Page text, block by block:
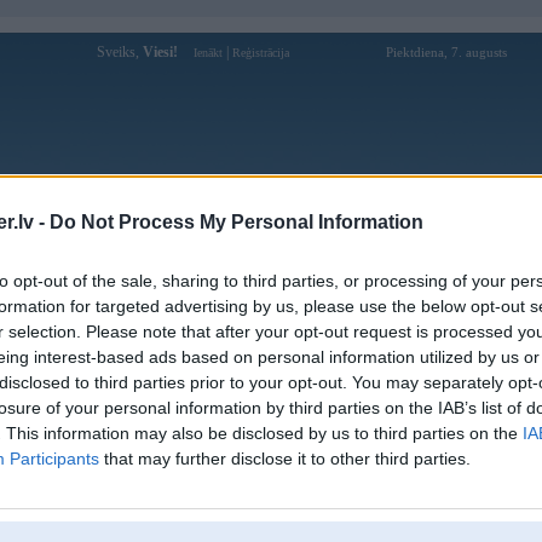
- Do Not Process My Personal Information
opt-out of the sale, sharing to third parties, or processing of your
for targeted advertising by us, please use the below opt-out
selection. Please note that after your opt-out request is processed
interest-based ads based on personal information utilized by us
to third parties prior to your opt-out. You may separately
of your personal information by third parties on the IAB’s list of
This information may also be disclosed by us to third parties on the
Participants that may further disclose it to other third parties.
Sveiks, Viesi! Ienākt Reģistrācija Piektdiena, 7. augusts
Forums Galerijas Reģistrācija Lietotāji
Lietotāja MR2 profils
Lietotājvārds:
MR2
Ziņojumi forumā:
53
Pēdējie ziņojumi forumā